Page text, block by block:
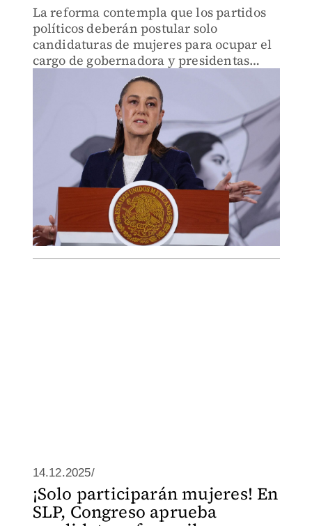
La reforma contempla que los partidos
políticos deberán postular solo
candidaturas de mujeres para ocupar el
cargo de gobernadora y presidentas
municipales en 2027.
14.12.2025/
¡Solo participarán mujeres! En
SLP, Congreso aprueba